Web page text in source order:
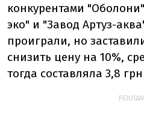
конкурентами
эко" и "Завод Артуз-
проиграли, но
снизить цену на 10%,
тогда составляла 3,8